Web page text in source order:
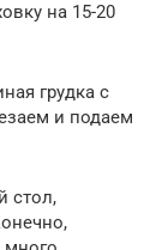
на 15-20
грудка с
и подаем
стол,